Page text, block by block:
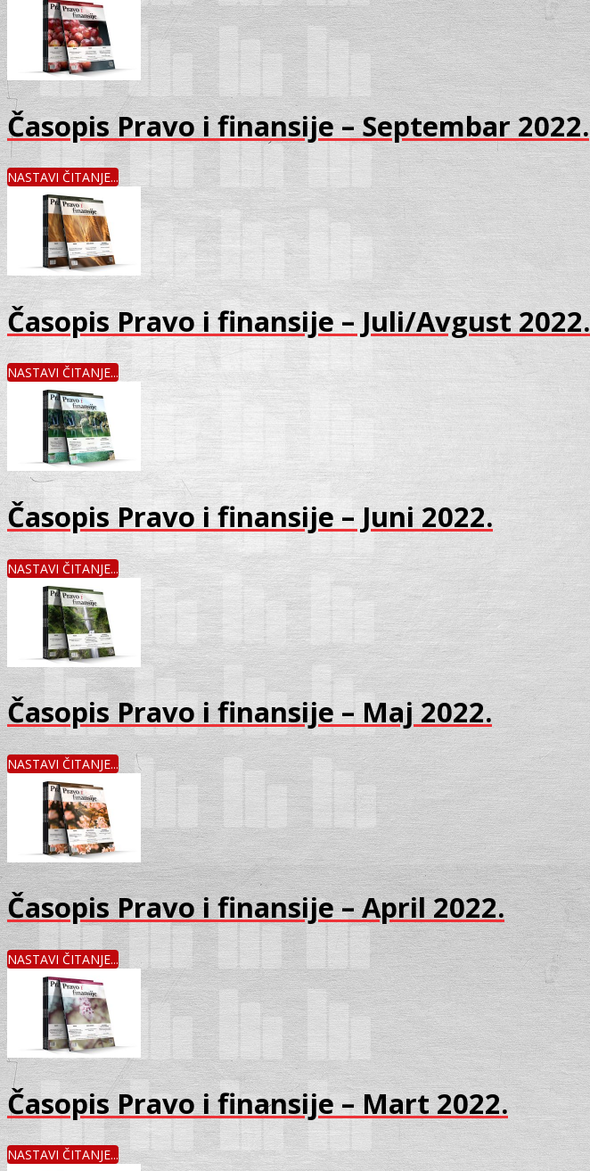
Časopis Pravo i finansije – Septembar 2022.
NASTAVI ČITANJE...
Časopis Pravo i finansije – Juli/Avgust 2022.
NASTAVI ČITANJE...
Časopis Pravo i finansije – Juni 2022.
NASTAVI ČITANJE...
Časopis Pravo i finansije – Maj 2022.
NASTAVI ČITANJE...
Časopis Pravo i finansije – April 2022.
NASTAVI ČITANJE...
Časopis Pravo i finansije – Mart 2022.
NASTAVI ČITANJE...